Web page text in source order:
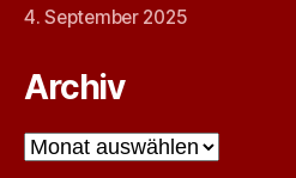
4. September 2025
Archiv
Archiv